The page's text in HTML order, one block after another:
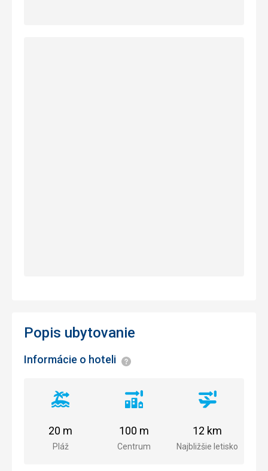
Popis ubytovanie
Informácie o hoteli Informácie
Vzdialenosť
pláže
Pláž
20 m
Vzdialenosť
centra
Centrum
100 m
Vzdialenosť
letiska
Najbližšie letisko
12 km